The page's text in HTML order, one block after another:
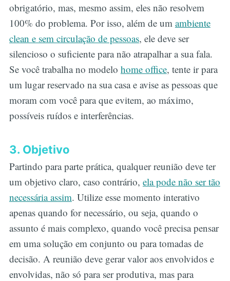
obrigatório, mas, mesmo assim, eles não resolvem
100% do problema. Por isso, além de um ambiente
clean e sem circulação de pessoas, ele deve ser
silencioso o suficiente para não atrapalhar a sua fala.
Se você trabalha no modelo home office, tente ir para
um lugar reservado na sua casa e avise as pessoas que
moram com você para que evitem, ao máximo,
possíveis ruídos e interferências.
3. Objetivo
Partindo para parte prática, qualquer reunião deve ter
um objetivo claro, caso contrário, ela pode não ser tão
necessária assim. Utilize esse momento interativo
apenas quando for necessário, ou seja, quando o
assunto é mais complexo, quando você precisa pensar
em uma solução em conjunto ou para tomadas de
decisão. A reunião deve gerar valor aos envolvidos e
envolvidas, não só para ser produtiva, mas para